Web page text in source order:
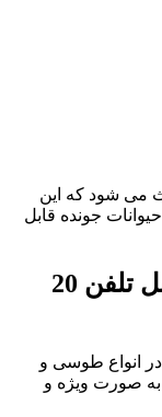
می شود که این
جونده قابل
بهترین برند های تولید کننده کابل تلفن 20
تولید کننده کابل تلفن 20 زوج در انواع طوسی و
صورت ویژه و